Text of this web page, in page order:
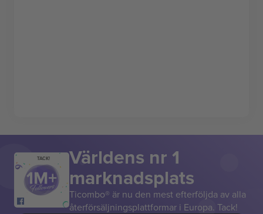
TACK! Världens nr 1
marknadsplats
Ticombo® är nu den mest efterföljda av alla
återförsäljningsplattformar i Europa. Tack!